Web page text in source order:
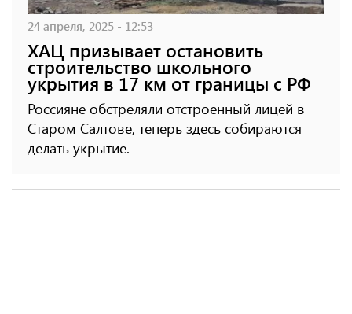
24 апреля, 2025 - 12:53
ХАЦ призывает остановить
строительство школьного
укрытия в 17 км от границы с РФ
Россияне обстреляли отстроенный лицей в
Старом Салтове, теперь здесь собираются
делать укрытие.